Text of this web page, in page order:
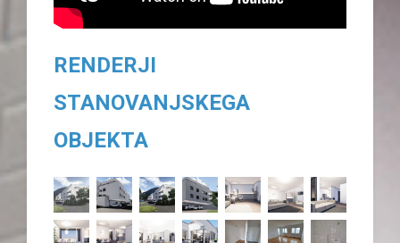
RENDERJI
STANOVANJSKEGA
OBJEKTA